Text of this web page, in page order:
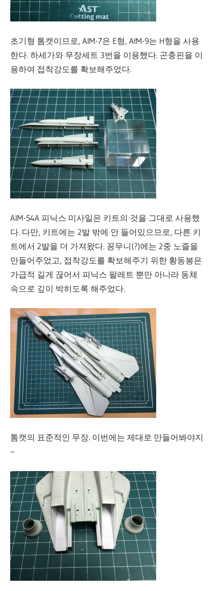
초기형 톰캣이므로, AIM-7은 E형, AIM-9는 H형을 사용
한다. 하세가와 무장세트 3번을 이용했다. 곤충핀을 이
용하여 접착강도를 확보해주었다.
AIM-54A 피닉스 미사일은 키트의 것을 그대로 사용했
다. 다만, 키트에는 2발 밖에 안 들어있으므로, 다른 키
트에서 2발을 더 가져왔다. 꽁무니(?)에는 2중 노즐을
만들어주었고, 접착강도를 확보해주기 위한 황동봉은
가급적 길게 끊어서 피닉스 팔레트 뿐만 아니라 동체
속으로 깊이 박히도록 해주었다.
톰캣의 표준적인 무장. 이번에는 제대로 만들어봐야지
~